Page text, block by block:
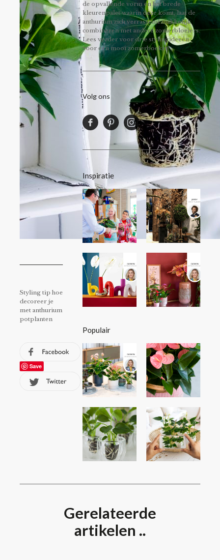
Styling tip hoe
decoreer je
met anthurium
potplanten
Save
de opvallende vorm en het brede
kleurenpalet waarin deze komt, laat de
anthurium zich verrassend makkelijk
combineren met andere zomerbloeiers.
Lees verder voor drie stylingideeën
voor een mooi zomerboeket!
Volg ons
Inspiratie
Populair
Gerelateerde
artikelen ..